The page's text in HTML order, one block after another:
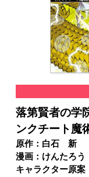
落第賢者の学
ンクチート魔
原作：白石 新
漫画：けんたろう
キャラクター原案